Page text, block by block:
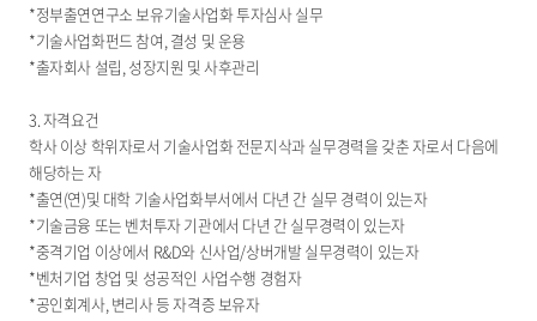
*정부출연연구소 보유기술사업화 투자심사 실무
*기술사업화펀드 참여, 결성 및 운용
*출자회사 설립, 성장지원 및 사후관리
3. 자격요건
학사 이상 학위자로서 기술사업화 전문지삭과 실무경력을 갖춘 자로서 다음에
해당하는 자
*출연(연)및 대학 기술사업화부서에서 다년 간 실무 경력이 있는자
*기술금융 또는 벤처투자 기관에서 다년 간 실무경력이 있는자
*중격기업 이상에서 R&D와 신사업/상버개발 실무경력이 있는자
*벤처기업 창업 및 성공적인 사업수행 경험자
*공인회계사, 변리사 등 자격증 보유자